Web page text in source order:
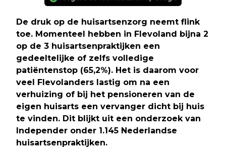
De druk op de huisartsenzorg neemt flink
toe. Momenteel hebben in Flevoland bijna 2
op de 3 huisartsenpraktijken een
gedeeltelijke of zelfs volledige
patiëntenstop (65,2%). Het is daarom voor
veel Flevolanders lastig om na een
verhuizing of bij het pensioneren van de
eigen huisarts een vervanger dicht bij huis
te vinden. Dit blijkt uit een onderzoek van
Independer onder 1.145 Nederlandse
huisartsenpraktijken.